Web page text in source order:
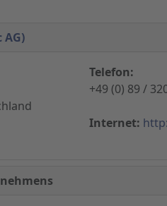
AG)
Telefon:
+49 (0) 89 /
Internet: